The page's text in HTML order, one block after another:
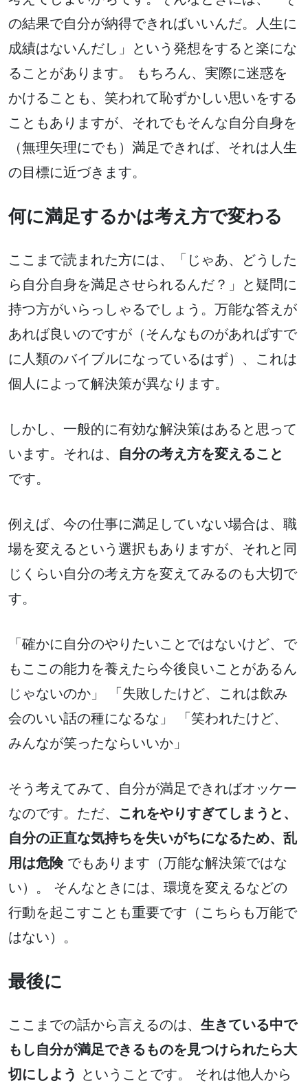
の結果で自分が納得できればいいんだ。人生に
成績はないんだし」という発想をすると楽にな
ることがあります。 もちろん、実際に迷惑を
かけることも、笑われて恥ずかしい思いをする
こともありますが、それでもそんな自分自身を
（無理矢理にでも）満足できれば、それは人生
の目標に近づきます。
何に満足するかは考え方で変わる
ここまで読まれた方には、「じゃあ、どうした
ら自分自身を満足させられるんだ？」と疑問に
持つ方がいらっしゃるでしょう。万能な答えが
あれば良いのですが（そんなものがあればすで
に人類のバイブルになっているはず）、これは
個人によって解決策が異なります。
しかし、一般的に有効な解決策はあると思って
います。それは、 自分の考え方を変えること
です。
例えば、今の仕事に満足していない場合は、職
場を変えるという選択もありますが、それと同
じくらい自分の考え方を変えてみるのも大切で
す。
「確かに自分のやりたいことではないけど、で
もここの能力を養えたら今後良いことがあるん
じゃないのか」 「失敗したけど、これは飲み
会のいい話の種になるな」 「笑われたけど、
みんなが笑ったならいいか」
そう考えてみて、自分が満足できればオッケー
なのです。ただ、 これをやりすぎてしまうと、
自分の正直な気持ちを失いがちになるため、乱
用は危険でもあります（万能な解決策ではな
い）。 そんなときには、環境を変えるなどの
行動を起こすことも重要です（こちらも万能で
はない）。
最後に
ここまでの話から言えるのは、 生きている中で
もし自分が満足できるものを見つけられたら大
切にしよう ということです。 それは他人から